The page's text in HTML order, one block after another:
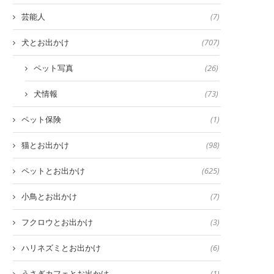
芸能人 (7)
犬とお出かけ (707)
ペット写真 (26)
犬情報 (73)
ペット保険 (1)
猫とお出かけ (98)
ペットとお出かけ (625)
小鳥とお出かけ (7)
フクロウとお出かけ (3)
ハリネズミとお出かけ (6)